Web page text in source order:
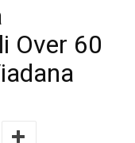
Over 60